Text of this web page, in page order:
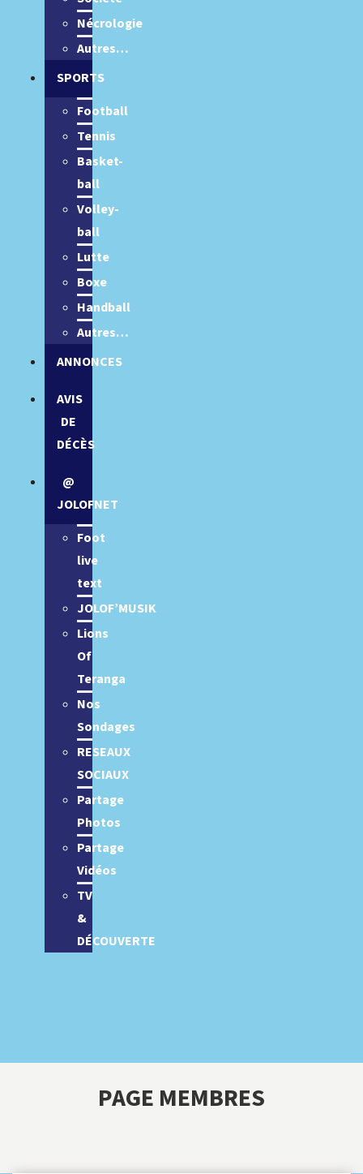
Nécrologie
Autres…
SPORTS
Football
Tennis
Basket-
ball
Volley-
ball
Lutte
Boxe
Handball
Autres…
ANNONCES
AVIS
DE
DÉCÈS
@
JOLOFNET
Foot
live
text
JOLOF’MUSIK
Lions
Of
Teranga
Nos
Sondages
RESEAUX
SOCIAUX
Partage
Photos
Partage
Vidéos
TV
&
DÉCOUVERTE
PAGE MEMBRES